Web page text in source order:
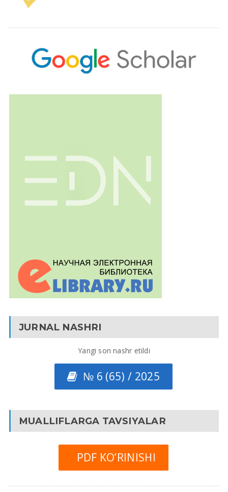
JURNAL NASHRI
Yangi son nashr etildi
№ 6 (65) / 2025
MUALLIFLARGA TAVSIYALAR
PDF KO’RINISHI